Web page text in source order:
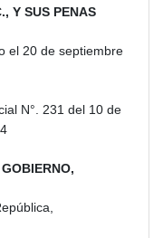
Y SUS PENAS
el 20 de septiembre
N°. 231 del 10 de